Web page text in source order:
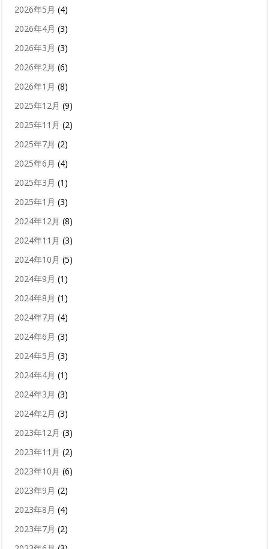
2026年5月 (4)
2026年4月 (3)
2026年3月 (3)
2026年2月 (6)
2026年1月 (8)
2025年12月 (9)
2025年11月 (2)
2025年7月 (2)
2025年6月 (4)
2025年3月 (1)
2025年1月 (3)
2024年12月 (8)
2024年11月 (3)
2024年10月 (5)
2024年9月 (1)
2024年8月 (1)
2024年7月 (4)
2024年6月 (3)
2024年5月 (3)
2024年4月 (1)
2024年3月 (3)
2024年2月 (3)
2023年12月 (3)
2023年11月 (2)
2023年10月 (6)
2023年9月 (2)
2023年8月 (4)
2023年7月 (2)